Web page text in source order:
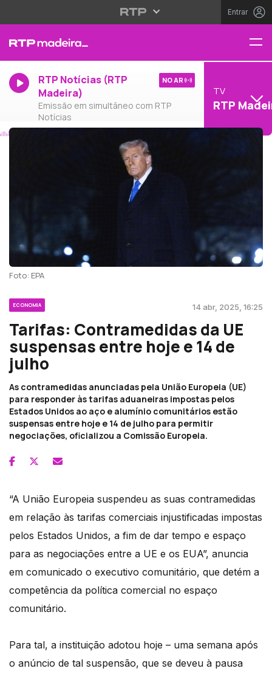
Entrar
RTP Notícias (RTP
Madeira)
Emissão em simultâneo com RTP
Notícias
NO AR
TV
RTP
Foto: EPA
ECONOMIA 14 abr, 2025, 16:25
Tarifas: Contramedidas da UE
suspensas entre hoje e 14 de
julho
As contramedidas anunciadas pela União Europeia (UE)
para responder às tarifas aduaneiras impostas pelos
Estados Unidos ao aço e alumínio comunitários estão
suspensas entre hoje e 14 de julho para permitir
negociações, oficializou a Comissão Europeia.
“A União Europeia suspendeu as suas contramedidas
em relação às tarifas comerciais injustificadas impostas
pelos Estados Unidos, a fim de dar tempo e espaço
para as negociações entre a UE e os EUA”, anuncia
em comunicado o executivo comunitário, que detém a
competência da política comercial no espaço
comunitário.
Para tal, a instituição adotou hoje – uma semana após
o anúncio de tal suspensão, que se deveu à pausa